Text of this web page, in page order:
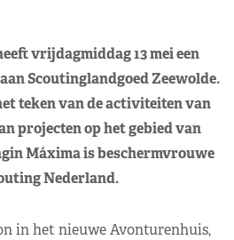
vrijdagmiddag 13 mei een
Scoutinglandgoed Zeewolde.
teken van de activiteiten van
projecten op het gebied van
Máxima is beschermvrouwe
Nederland.
in het nieuwe Avonturenhuis,